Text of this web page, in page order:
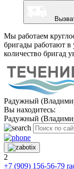
Мы работаем
бригады работают
количество бригад
Радужный
Вы находитесь:
Радужный
2
+7 (909) 156-56-79